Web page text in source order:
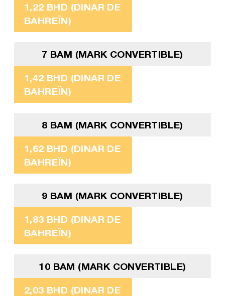
1,22 BHD (DINAR DE
BAHREÏN)
7 BAM (MARK CONVERTIBLE)
1,42 BHD (DINAR DE
BAHREÏN)
8 BAM (MARK CONVERTIBLE)
1,62 BHD (DINAR DE
BAHREÏN)
9 BAM (MARK CONVERTIBLE)
1,83 BHD (DINAR DE
BAHREÏN)
10 BAM (MARK CONVERTIBLE)
2,03 BHD (DINAR DE